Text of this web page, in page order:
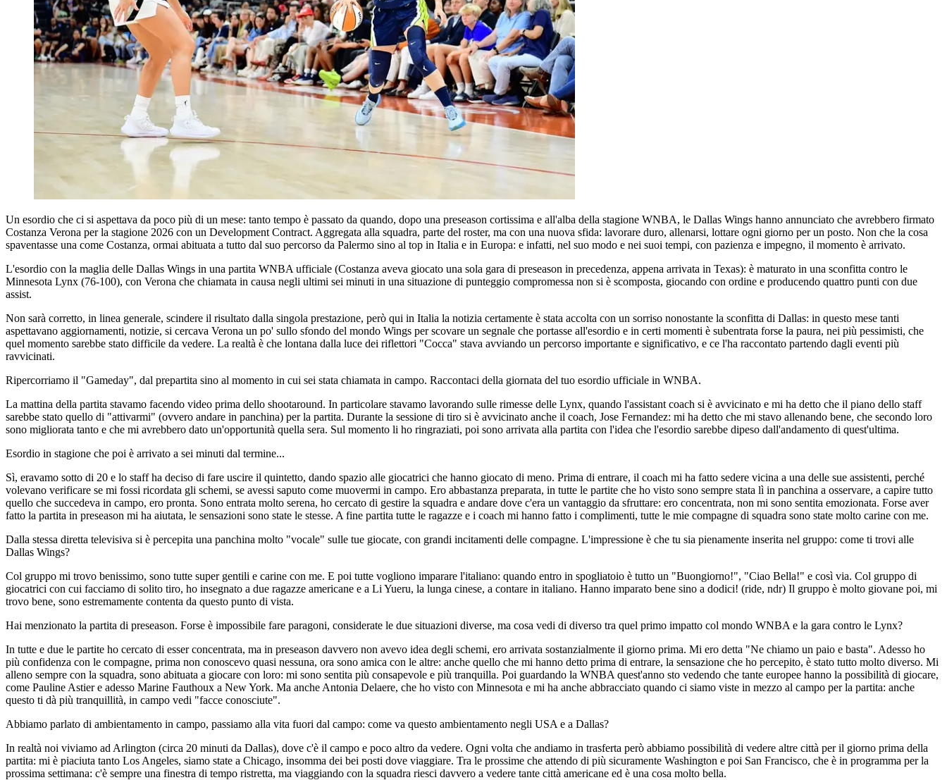
Un esordio che ci si aspettava da poco più di un mese: tanto tempo è passato da quando, dopo una preseason cortissima e all'alba della stagione WNBA, le Dallas Wings hanno annunciato che avrebbero firmato
Costanza Verona per la stagione 2026 con un Development Contract. Aggregata alla squadra, parte del roster, ma con una nuova sfida: lavorare duro, allenarsi, lottare ogni giorno per un posto. Non che la cosa
spaventasse una come Costanza, ormai abituata a tutto dal suo percorso da Palermo sino al top in Italia e in Europa: e infatti, nel suo modo e nei suoi tempi, con pazienza e impegno, il momento è arrivato.
L'esordio con la maglia delle Dallas Wings in una partita WNBA ufficiale (Costanza aveva giocato una sola gara di preseason in precedenza, appena arrivata in Texas): è maturato in una sconfitta contro le
Minnesota Lynx (76-100), con Verona che chiamata in causa negli ultimi sei minuti in una situazione di punteggio compromessa non si è scomposta, giocando con ordine e producendo quattro punti con due
assist.
Non sarà corretto, in linea generale, scindere il risultato dalla singola prestazione, però qui in Italia la notizia certamente è stata accolta con un sorriso nonostante la sconfitta di Dallas: in questo mese tanti
aspettavano aggiornamenti, notizie, si cercava Verona un po' sullo sfondo del mondo Wings per scovare un segnale che portasse all'esordio e in certi momenti è subentrata forse la paura, nei più pessimisti, che
quel momento sarebbe stato difficile da vedere. La realtà è che lontana dalla luce dei riflettori "Cocca" stava avviando un percorso importante e significativo, e ce l'ha raccontato partendo dagli eventi più
ravvicinati.
Ripercorriamo il "Gameday", dal prepartita sino al momento in cui sei stata chiamata in campo. Raccontaci della giornata del tuo esordio ufficiale in WNBA.
La mattina della partita stavamo facendo video prima dello shootaround. In particolare stavamo lavorando sulle rimesse delle Lynx, quando l'assistant coach si è avvicinato e mi ha detto che il piano dello staff
sarebbe stato quello di "attivarmi" (ovvero andare in panchina) per la partita. Durante la sessione di tiro si è avvicinato anche il coach, Jose Fernandez: mi ha detto che mi stavo allenando bene, che secondo loro
sono migliorata tanto e che mi avrebbero dato un'opportunità quella sera. Sul momento li ho ringraziati, poi sono arrivata alla partita con l'idea che l'esordio sarebbe dipeso dall'andamento di quest'ultima.
Esordio in stagione che poi è arrivato a sei minuti dal termine...
Sì, eravamo sotto di 20 e lo staff ha deciso di fare uscire il quintetto, dando spazio alle giocatrici che hanno giocato di meno. Prima di entrare, il coach mi ha fatto sedere vicina a una delle sue assistenti, perché
volevano verificare se mi fossi ricordata gli schemi, se avessi saputo come muovermi in campo. Ero abbastanza preparata, in tutte le partite che ho visto sono sempre stata lì in panchina a osservare, a capire tutto
quello che succedeva in campo, ero pronta. Sono entrata molto serena, ho cercato di gestire la squadra e andare dove c'era un vantaggio da sfruttare: ero concentrata, non mi sono sentita emozionata. Forse aver
fatto la partita in preseason mi ha aiutata, le sensazioni sono state le stesse. A fine partita tutte le ragazze e i coach mi hanno fatto i complimenti, tutte le mie compagne di squadra sono state molto carine con me.
Dalla stessa diretta televisiva si è percepita una panchina molto "vocale" sulle tue giocate, con grandi incitamenti delle compagne. L'impressione è che tu sia pienamente inserita nel gruppo: come ti trovi alle
Dallas Wings?
Col gruppo mi trovo benissimo, sono tutte super gentili e carine con me. E poi tutte vogliono imparare l'italiano: quando entro in spogliatoio è tutto un "Buongiorno!", "Ciao Bella!" e così via. Col gruppo di
giocatrici con cui facciamo di solito tiro, ho insegnato a due ragazze americane e a Li Yueru, la lunga cinese, a contare in italiano. Hanno imparato bene sino a dodici! (ride, ndr) Il gruppo è molto giovane poi, mi
trovo bene, sono estremamente contenta da questo punto di vista.
Hai menzionato la partita di preseason. Forse è impossibile fare paragoni, considerate le due situazioni diverse, ma cosa vedi di diverso tra quel primo impatto col mondo WNBA e la gara contro le Lynx?
In tutte e due le partite ho cercato di esser concentrata, ma in preseason davvero non avevo idea degli schemi, ero arrivata sostanzialmente il giorno prima. Mi ero detta "Ne chiamo un paio e basta". Adesso ho
più confidenza con le compagne, prima non conoscevo quasi nessuna, ora sono amica con le altre: anche quello che mi hanno detto prima di entrare, la sensazione che ho percepito, è stato tutto molto diverso. Mi
alleno sempre con la squadra, sono abituata a giocare con loro: mi sono sentita più consapevole e più tranquilla. Poi guardando la WNBA quest'anno sto vedendo che tante europee hanno la possibilità di giocare,
come Pauline Astier e adesso Marine Fauthoux a New York. Ma anche Antonia Delaere, che ho visto con Minnesota e mi ha anche abbracciato quando ci siamo viste in mezzo al campo per la partita: anche
questo ti dà più tranquillità, in campo vedi "facce conosciute".
Abbiamo parlato di ambientamento in campo, passiamo alla vita fuori dal campo: come va questo ambientamento negli USA e a Dallas?
In realtà noi viviamo ad Arlington (circa 20 minuti da Dallas), dove c'è il campo e poco altro da vedere. Ogni volta che andiamo in trasferta però abbiamo possibilità di vedere altre città per il giorno prima della
partita: mi è piaciuta tanto Los Angeles, siamo state a Chicago, insomma dei bei posti dove viaggiare. Tra le prossime che attendo di più sicuramente Washington e poi San Francisco, che è in programma per la
prossima settimana: c'è sempre una finestra di tempo ristretta, ma viaggiando con la squadra riesci davvero a vedere tante città americane ed è una cosa molto bella.